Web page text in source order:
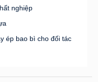
nghiệp
ép bao bì cho đối tác